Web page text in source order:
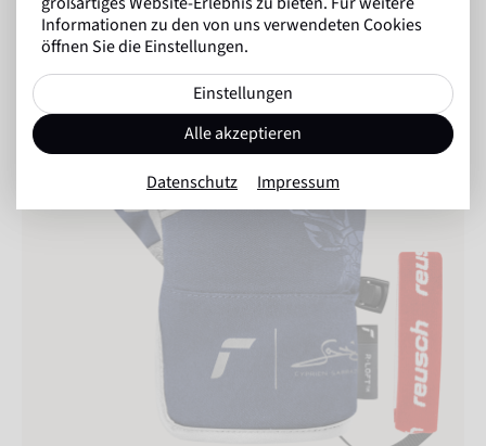
Informationen zu den von uns verwendeten Cookies
öffnen Sie die Einstellungen.
Einstellungen
Alle akzeptieren
Datenschutz Impressum